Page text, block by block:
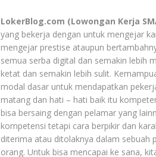
LokerBlog.com (Lowongan Kerja
yang bekerja dengan untuk mengejar
mengejar prestise ataupun
semua serba digital dan semakin lebih
ketat dan semakin lebih sulit.
modal dasar untuk mendapatkan
matang dan hati – hati baik itu
bisa bersaing dengan pelamar yang
kompetensi tetapi cara berpikir dan
diterima atau ditolaknya dalam sebuah
orang. Untuk bisa mencapai ke sana,